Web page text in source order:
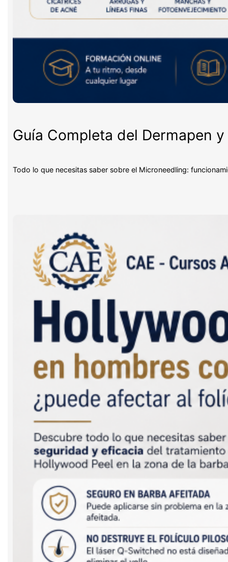
Guía Completa del Dermapen
Todo lo que necesitas saber sobre el Microneedling: